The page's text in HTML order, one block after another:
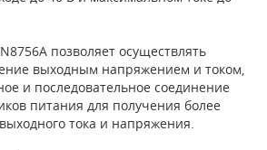
позволяет осуществлять
выходным напряжением и током,
и последовательное соединение
питания для получения более
тока и напряжения.